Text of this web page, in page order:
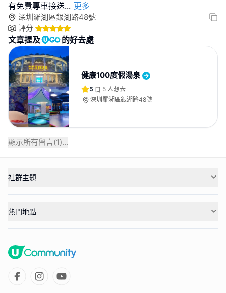
有免費專車接送... 更多
深圳羅湖區銀湖路48號
評分
文章提及 的好去處
健康100度假湯泉
5 5 人想去
深圳羅湖區銀湖路48號
顯示所有留言(1)...
社群主題
熱門地點